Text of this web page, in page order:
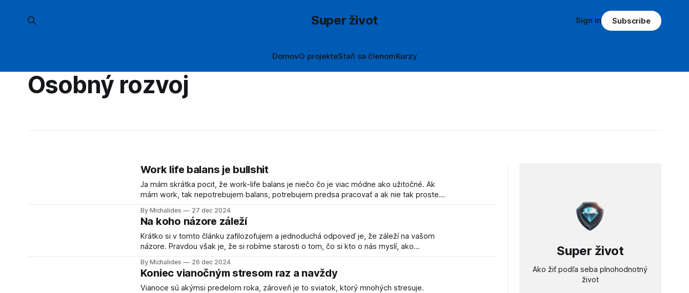
Super život
DomovO projekteStaň sa členomKurzy
Sign in Subscribe
Osobný rozvoj
Work life balans je bullshit
Ja mám skrátka pocit, že work-life balans je niečo čo je viac módne ako užitočné. Ak
mám work, tak nepotrebujem balans, potrebujem predsa pracovať a ak nie tak proste
tak strašne
By Michalides 27 dec 2024
Na koho názore záleží
Krátko si v tomto článku zafilozofujem a jednoduchá odpoveď je, že záleží na vašom
názore. Pravdou však je, že si robíme starosti o tom, čo si kto o nás myslí, ako
tak, ako sme mali. Prenesené
By Michalides 26 dec 2024
Koniec vianočným stresom raz a navždy
Vianoce sú akýmsi predelom roka, zároveň je to sviatok, ktorý mnohých stresuje.
Super život
Ako žiť podľa seba plnohodnotný
život